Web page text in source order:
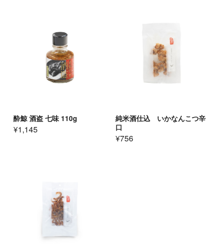
酔鯨 酒盗 七味 110g
¥1,145
純米酒仕込 いかなんこつ辛
口
¥756